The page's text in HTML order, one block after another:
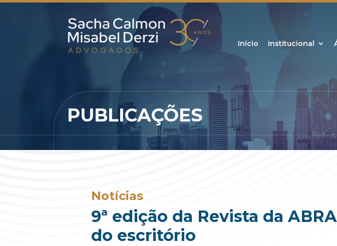
Início Institucional
PUBLICAÇÕES
Notícias
9ª edição da Revista da
do escritório